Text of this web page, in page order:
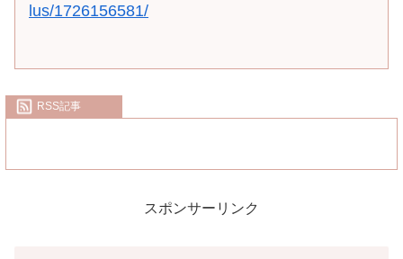
lus/1726156581/
RSS記事
スポンサーリンク